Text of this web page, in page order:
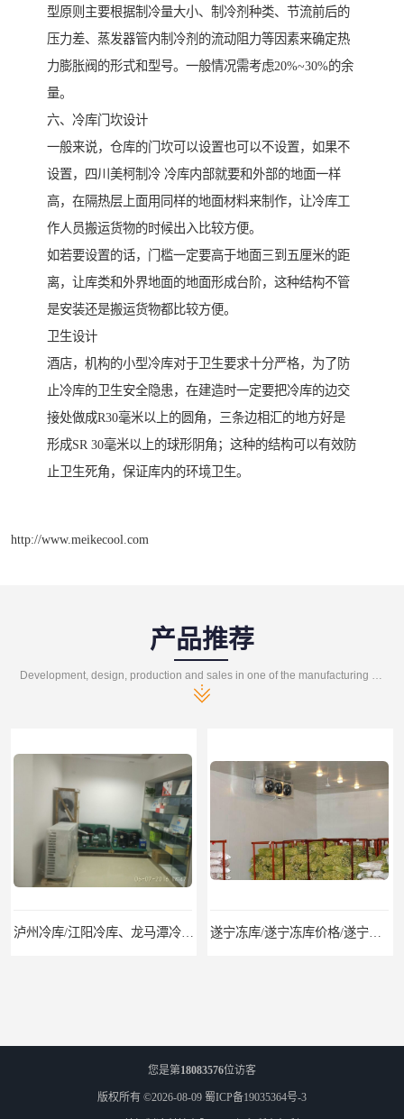
型原则主要根据制冷量大小、制冷剂种类、节流前后的
压力差、蒸发器管内制冷剂的流动阻力等因素来确定热
力膨胀阀的形式和型号。一般情况需考虑20%~30%的余
量。
六、冷库门坎设计
一般来说，仓库的门坎可以设置也可以不设置，如果不
设置，四川美柯制冷 冷库内部就要和外部的地面一样
高，在隔热层上面用同样的地面材料来制作，让冷库工
作人员搬运货物的时候出入比较方便。
如若要设置的话，门槛一定要高于地面三到五厘米的距
离，让库类和外界地面的地面形成台阶，这种结构不管
是安装还是搬运货物都比较方便。
卫生设计
酒店，机构的小型冷库对于卫生要求十分严格，为了防
止冷库的卫生安全隐患，在建造时一定要把冷库的边交
接处做成R30毫米以上的圆角，三条边相汇的地方好是
形成SR 30毫米以上的球形阴角；这种的结构可以有效防
止卫生死角，保证库内的环境卫生。
http://www.meikecool.com
产品推荐
泸州冷库/江阳冷库、龙马潭冷库、纳溪冷库、泸县冷库、合江冷库、叙永冷库、古蔺冷库 遂宁冻库/遂宁冻库价格/遂宁冻库安装
您是第18083576位访客
版权所有 ©2026-08-09 蜀ICP备19035364号-3